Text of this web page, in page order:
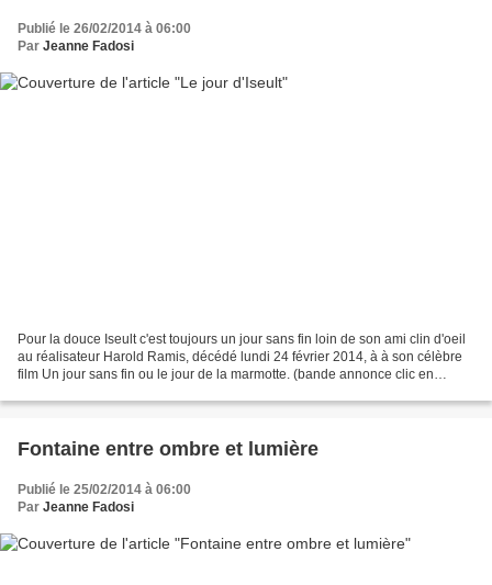
Publié le 26/02/2014 à 06:00
Par Jeanne Fadosi
Pour la douce Iseult c'est toujours un jour sans fin loin de son ami clin d'oeil
au réalisateur Harold Ramis, décédé lundi 24 février 2014, à à son célèbre
film Un jour sans fin ou le jour de la marmotte. (bande annonce clic en
Fontaine entre ombre et lumière
Publié le 25/02/2014 à 06:00
Par Jeanne Fadosi